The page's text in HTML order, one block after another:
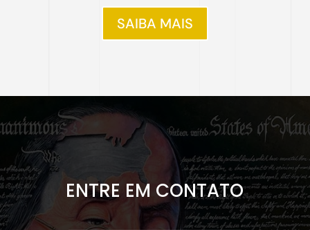
SAIBA MAIS
ENTRE EM CONTATO